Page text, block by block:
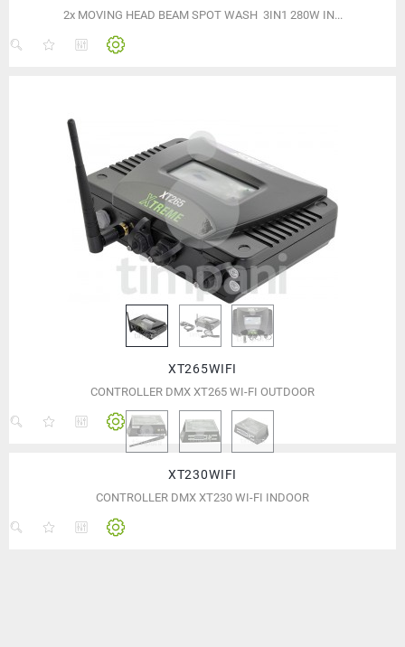
2x MOVING HEAD BEAM SPOT WASH 3IN1 280W IN...
XT265WIFI
CONTROLLER DMX XT265 WI-FI OUTDOOR
XT230WIFI
CONTROLLER DMX XT230 WI-FI INDOOR